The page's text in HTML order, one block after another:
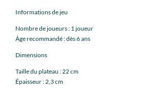
Informations de jeu
Nombre de joueurs : 1 joueur
Âge recommandé : dès 6 ans
Dimensions
Taille du plateau : 22 cm
Épaisseur : 2,3 cm